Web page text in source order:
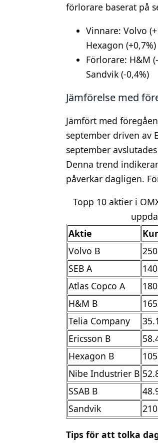
förlorare baserat på
Vinnare: Volvo
Hexagon (+0,7%)
Förlorare: H&M
Sandvik (-0,4%)
Jämförelse med
Jämfört med
september driven av
september
Denna trend
påverkar dagligen.
Topp 10 aktier i
Aktie
Volvo B
SEB A
Atlas Copco A
H&M B
Telia Company
Ericsson B
Hexagon B
Nibe Industrier B
SSAB B
Sandvik
Tips för att tolka